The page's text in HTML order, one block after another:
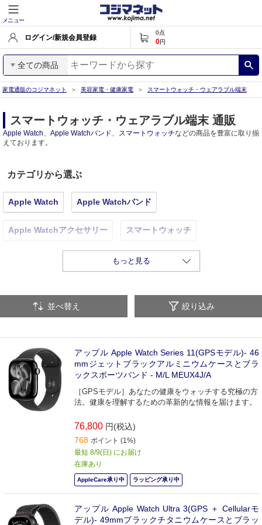
メニュー
ログイン/新規会員登録
0点
0円
全ての商品
家電通販のコジマネット 美容家電・健康家電 スマートウォッチ・ウェアラブル端末
スマートウォッチ・ウェアラブル端末 通販
Apple Watch、 Apple Watchバンド、 スマートウォッチなどの商品を豊富に取り揃
えております。
カテゴリから選ぶ
Apple Watch Apple Watchバンド
Apple Watchアクセサリー スマートウォッチ
スマートウォッチアクセサリー その他ウェアラブル端末
もっと見る
並べ替え 絞り込み
アップル Apple Watch Series 11(GPSモデル)- 46
mmジェットブラックアルミニウムケースとブラ
ックスポーツバンド - M/L MEUX4J/A
［GPSモデル］あなたの健康をウォッチする究極の方
法。健康を理解するための革新的な情報を届けます。
76,800 円(税込)
768 ポイント (1%)
最短 8/9(日) にお届け
在庫あり
AppleCare承り中 ラッピング承り中
アップル Apple Watch Ultra 3(GPS ＋ Cellularモ
デル)- 49mmブラックチタニウムケースとブラッ